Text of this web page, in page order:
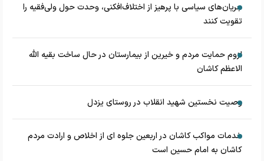
جریان‌های سیاسی با پرهیز از اختلاف‌افکنی، وحدت حول ولی‌فقیه را
تقویت کنند
لزوم حمایت مردم و خیرین از بیمارستان در حال ساخت بقیه الله
الاعظم کاشان
وصیت نخستین شهید انقلاب در روستای یزدل
خدمات مواکب کاشان در اربعین جلوه ای از اخلاص و ارادت مردم
کاشان به امام حسین است